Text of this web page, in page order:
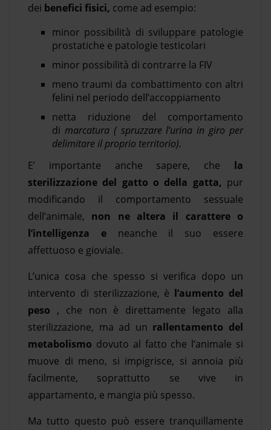
dei benefici fisici, come ad esempio:
minor possibilità di sviluppare patologie
prostatiche e patologie testicolari
minor possibilità di contrarre la FIV
meno traumi da combattimento con altri
felini nel periodo dell’accoppiamento
netta riduzione del comportamento
di marcatura ( spruzzare l’urina in giro per
delimitare il proprio territorio).
E’ importante anche sapere, che la
sterilizzazione del gatto o della gatta, pur
modificando il comportamento sessuale
dell’animale, non ne altera il carattere o
l’intelligenza eneanche il suo essere
affettuoso e gioviale.
L’unica cosa che spesso si verifica dopo un
intervento di sterilizzazione, è l’aumento del
peso , che non è direttamente legato alla
sterilizzazione, ma ad un rallentamento del
metabolismo dovuto al fatto che l’animale si
muove di meno, si impigrisce, si annoia più
facilmente, soprattutto se vive in
appartamento, e mangia più spesso.
Ma tutto questo può essere tranquillamente